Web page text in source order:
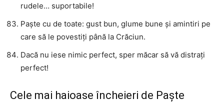
rudele… suportabile!
Paște cu de toate: gust bun, glume bune și amintiri pe
care să le povestiți până la Crăciun.
Dacă nu iese nimic perfect, sper măcar să vă distrați
perfect!
Cele mai haioase încheieri de Paște